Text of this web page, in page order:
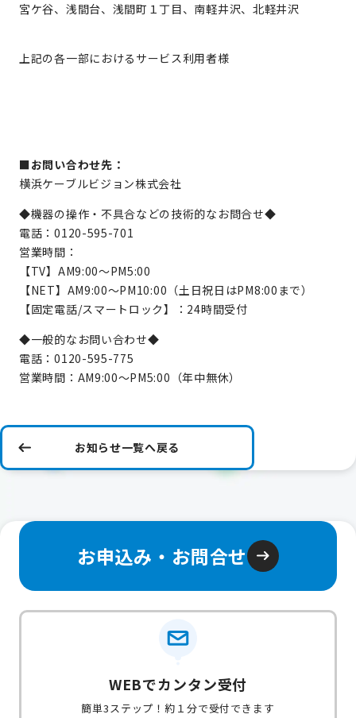
宮ケ谷、浅間台、浅間町１丁目、南軽井沢、北軽井沢
上記の各一部におけるサービス利用者様
■お問い合わせ先：
横浜ケーブルビジョン株式会社
◆機器の操作・不具合などの技術的なお問合せ◆
電話：0120-595-701
営業時間：
【TV】AM9:00～PM5:00
【NET】AM9:00～PM10:00（土日祝日はPM8:00まで）
【固定電話/スマートロック】：24時間受付
◆一般的なお問い合わせ◆
電話：0120-595-775
営業時間：AM9:00～PM5:00（年中無休）
お知らせ一覧へ戻る
お申込み・お問合せ
WEBでカンタン受付
簡単3ステップ！約１分で受付できます